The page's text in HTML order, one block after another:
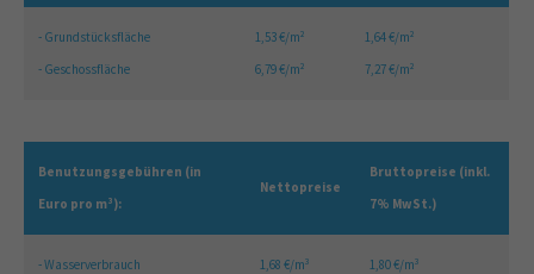
- Grundstücksfläche
- Geschossfläche
1,53 €/m²
6,79 €/m²
1,64 €/m²
7,27 €/m²
Benutzungsgebühren (in
Euro pro m³):
Nettopreise
Bruttopreise (inkl.
7% MwSt.)
- Wasserverbrauch
1,68 €/m³
1,80 €/m³